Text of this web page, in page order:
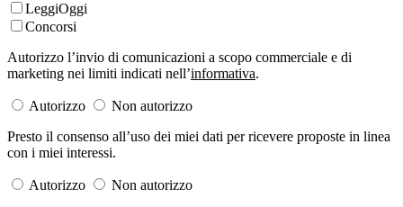
LeggiOggi
Concorsi
Autorizzo l’invio di comunicazioni a scopo commerciale e di
marketing nei limiti indicati nell’informativa.
Autorizzo
Non autorizzo
Presto il consenso all’uso dei miei dati per ricevere proposte in linea
con i miei interessi.
Autorizzo
Non autorizzo